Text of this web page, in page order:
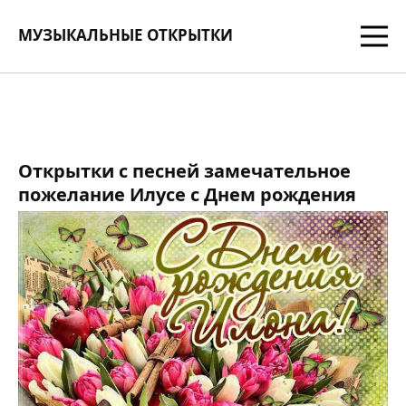
МУЗЫКАЛЬНЫЕ ОТКРЫТКИ
Открытки с песней замечательное
пожелание Илусе с Днем рождения